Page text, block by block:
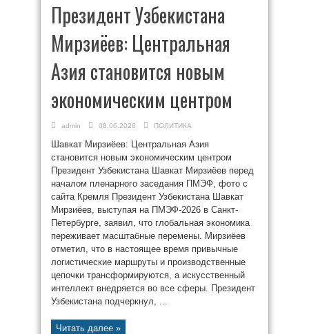
Президент Узбекистана
Мирзиёев: Центральная
Азия становится новым
экономическим центром
admin 08.06.2026 ПОЛИТИКА
Шавкат Мирзиёев: Центральная Азия
становится новым экономическим центром
Президент Узбекистана Шавкат Мирзиёев перед
началом пленарного заседания ПМЭФ, фото с
сайта Кремля Президент Узбекистана Шавкат
Мирзиёев, выступая на ПМЭФ-2026 в Санкт-
Петербурге, заявил, что глобальная экономика
переживает масштабные перемены. Мирзиёев
отметил, что в настоящее время привычные
логистические маршруты и производственные
цепочки трансформируются, а искусственный
интеллект внедряется во все сферы. Президент
Узбекистана подчеркнул, ...
Читать далее »